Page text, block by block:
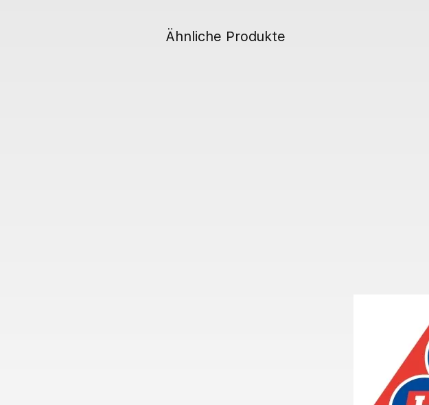
Ähnliche Produkte